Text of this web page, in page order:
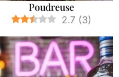
Poudreuse
2.7 (3)